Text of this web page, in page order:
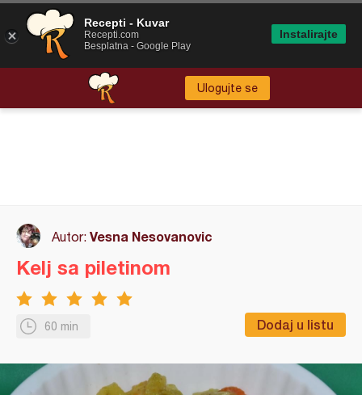
Ulogujte se
Autor: Vesna Nesovanovic
60 min Dodaj u listu
Kelj sa piletinom
Recepti - Kuvar
Recepti.com
Besplatna - Google Play
Instalirajte